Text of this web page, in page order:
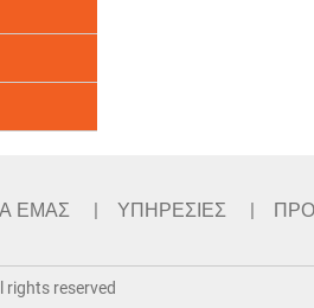
ΕΜΑΣ ΥΠΗΡΕΣΙΕΣ
rights reserved